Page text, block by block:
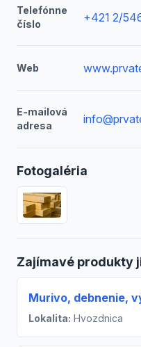
Telefónne
číslo
+421 2/
Web
E-mailová
adresa
Fotogaléria
Zajímavé produkty
Murivo, debnenie,
Lokalita: Hvozdnica